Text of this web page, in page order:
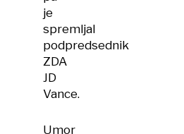
je
spremljal
podpredsednik
ZDA
JD
Vance.
Umor